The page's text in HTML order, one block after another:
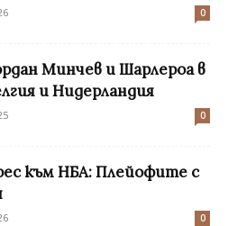
0
Минчев и Шарлероа в
и Нидерландия
0
към НБА: Плейофите с
0